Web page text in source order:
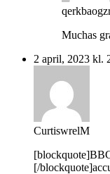
Muchas
2 april, 2023 kl.
CurtiswrelM
[/